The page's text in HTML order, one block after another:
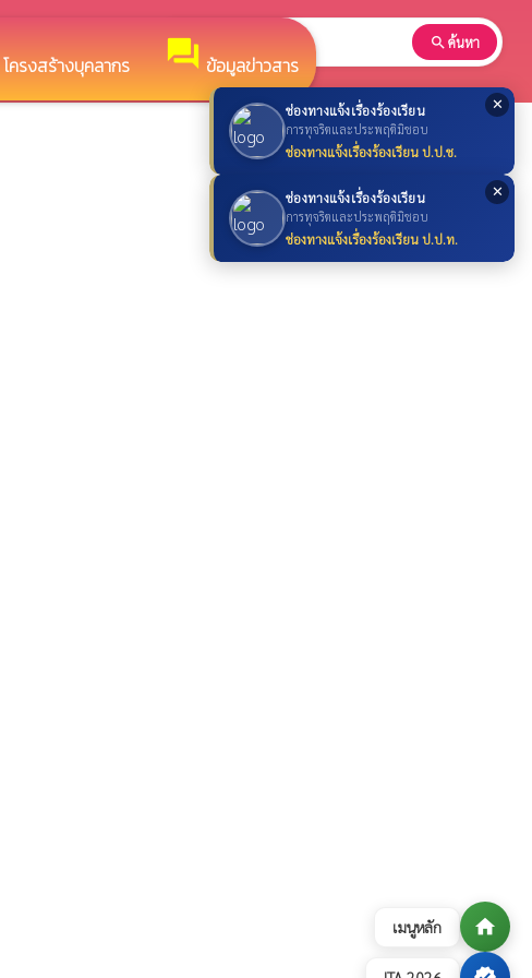
เมนูหลัก home
✕
ช่องทางแจ้งเรื่องร้องเรียน
การทุจริตและประพฤติมิชอบ
ช่องทางแจ้งเรื่องร้องเรียน ป.ป.ช.
✕
ช่องทางแจ้งเรื่องร้องเรียน
การทุจริตและประพฤติมิชอบ
ช่องทางแจ้งเรื่องร้องเรียน ป.ป.ท.
โครงสร้างบุคลากร forum ข้อมูลข่าวสาร
search search ค้นหา